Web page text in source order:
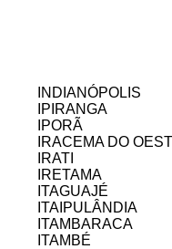
INDIANÓPOLIS
IPIRANGA
IPORÃ
IRACEMA DO
IRATI
IRETAMA
ITAGUAJÉ
ITAIPULÂNDIA
ITAMBARACA
ITAMBÉ